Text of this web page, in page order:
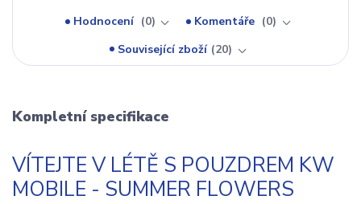
Hodnocení
0 Komentáře
0
Související zboží 20
Kompletní specifikace
VÍTEJTE V LÉTĚ S POUZDREM KW
MOBILE - SUMMER FLOWERS